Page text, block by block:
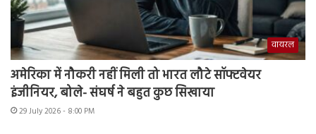
वायरल
अमेरिका में नौकरी नहीं मिली तो भारत लौटे सॉफ्टवेयर
इंजीनियर, बोले- संघर्ष ने बहुत कुछ सिखाया
29 July 2026 - 8:00 PM